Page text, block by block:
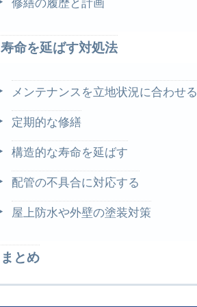
修繕の履歴と計画
寿命を延ばす対処法
メンテナンスを立地状況に合わせる
定期的な修繕
構造的な寿命を延ばす
配管の不具合に対応する
屋上防水や外壁の塗装対策
まとめ